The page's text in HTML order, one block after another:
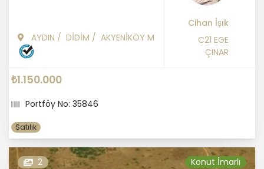
AYDIN / DİDİM / AKYENİKÖY M
Cihan İşık
C21 EGE
ÇINAR
₺1.150.000
Portföy No: 35846
Satılık
2 Konut İmarlı